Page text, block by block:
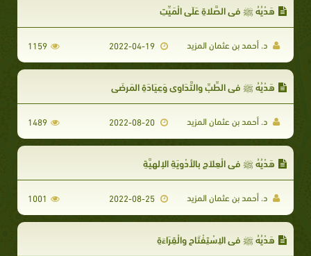
هَدْيُهُ ﷺ في الصَّلاةِ عَلَى الْمَيِّتِ
د. أحمد بن عثمان المزيد 1159
هَدْيُهُ ﷺ في الطِّبِّ والتَّدَاوِي وَعِيَادَةِ المَرضَى
د. أحمد بن عثمان المزيد 1489
هَدْيُهُ ﷺ في الْعِلاَجِ بِالأدْوِيَةِ الإلهِيَّةِ
د. أحمد بن عثمان المزيد 1001
هَدْيُهُ ﷺ في الاِسْتِفْتَاحِ والْقِرَاءَةِ